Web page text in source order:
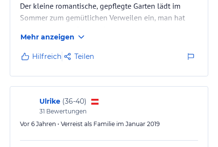
Der kleine romantische, gepflegte Garten lädt im
Sommer zum gemütlichen Verweilen ein, man hat
Untersberg und genießt die exzellenten Speisen
dieser hervorragenden Küche.
Mehr anzeigen
Hilfreich Teilen
Ulrike (36-40)
31 Bewertungen
Vor 6 Jahren • Verreist als Familie im Januar 2019